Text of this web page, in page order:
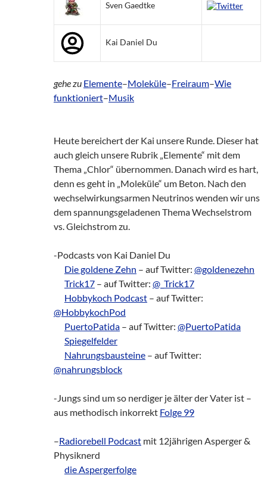
Sven Gaedtke
Kai Daniel Du
gehe zu Elemente–Moleküle–Freiraum–Wie
funktioniert–Musik
Heute bereichert der Kai unsere Runde. Dieser hat
auch gleich unsere Rubrik „Elemente“ mit dem
Thema „Chlor“ übernommen. Danach wird es hart,
denn es geht in „Moleküle“ um Beton. Nach den
wechselwirkungsarmen Neutrinos wenden wir uns
dem spannungsgeladenen Thema Wechselstrom
vs. Gleichstrom zu.
-Podcasts von Kai Daniel Du
Die goldene Zehn – auf Twitter: @goldenezehn
Trick17 – auf Twitter: @_Trick17
Hobbykoch Podcast – auf Twitter:
@HobbykochPod
PuertoPatida – auf Twitter: @PuertoPatida
Spiegelfelder
Nahrungsbausteine – auf Twitter:
@nahrungsblock
-Jungs sind um so nerdiger je älter der Vater ist –
aus methodisch inkorrekt Folge 99
–Radiorebell Podcast mit 12jährigen Asperger &
Physiknerd
die Aspergerfolge